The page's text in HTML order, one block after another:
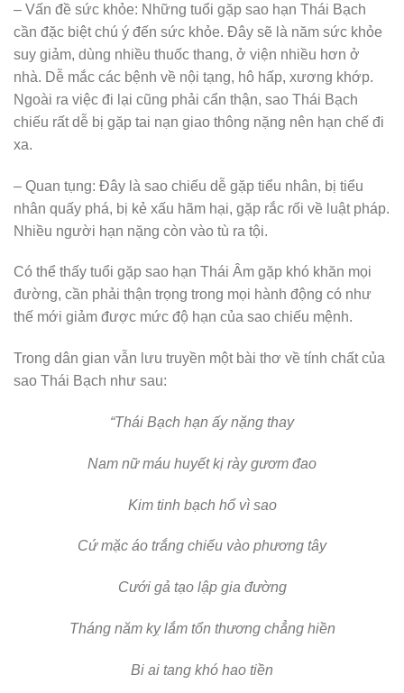
– Vấn đề sức khỏe: Những tuổi gặp sao hạn Thái Bạch
cần đặc biệt chú ý đến sức khỏe. Đây sẽ là năm sức khỏe
suy giảm, dùng nhiều thuốc thang, ở viện nhiều hơn ở
nhà. Dễ mắc các bệnh về nội tạng, hô hấp, xương khớp.
Ngoài ra việc đi lại cũng phải cẩn thận, sao Thái Bạch
chiếu rất dễ bị gặp tai nạn giao thông nặng nên hạn chế đi
xa.
– Quan tụng: Đây là sao chiếu dễ gặp tiểu nhân, bị tiểu
nhân quấy phá, bị kẻ xấu hãm hại, gặp rắc rối về luật pháp.
Nhiều người hạn nặng còn vào tù ra tội.
Có thể thấy tuổi gặp sao hạn Thái Âm gặp khó khăn mọi
đường, cần phải thận trọng trong mọi hành động có như
thế mới giảm được mức độ hạn của sao chiếu mệnh.
Trong dân gian vẫn lưu truyền một bài thơ về tính chất của
sao Thái Bạch như sau:
“Thái Bạch hạn ấy nặng thay
Nam nữ máu huyết kị rày gươm đao
Kim tinh bạch hổ vì sao
Cứ mặc áo trắng chiếu vào phương tây
Cưới gả tạo lập gia đường
Tháng năm kỵ lắm tổn thương chẳng hiền
Bi ai tang khó hao tiền